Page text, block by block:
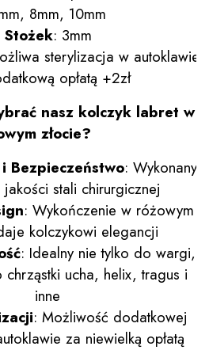
8mm, 10mm
Stożek: 3mm
sterylizacja w autoklawie
opłatą +2zł
nasz kolczyk labret w
złocie?
Bezpieczeństwo: Wykonany
stali chirurgicznej
: Wykończenie w różowym
kolczykowi elegancji
: Idealny nie tylko do wargi,
ucha, helix, tragus i
inne
: Możliwość dodatkowej
za niewielką opłatą